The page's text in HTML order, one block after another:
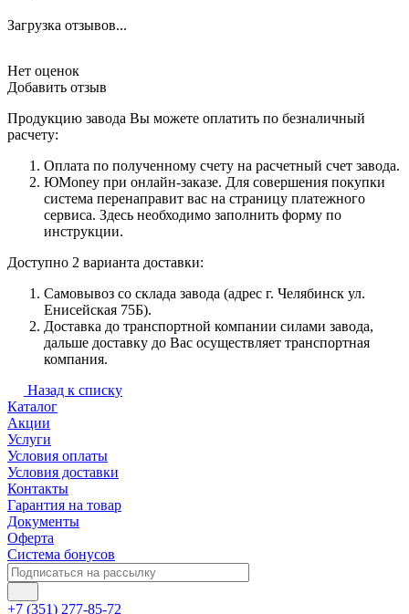
Загрузка отзывов...
Нет оценок
Добавить отзыв
Продукцию завода Вы можете оплатить по безналичный
расчету:
Оплата по полученному счету на расчетный счет завода.
ЮMoney при онлайн-заказе. Для совершения покупки
система перенаправит вас на страницу платежного
сервиса. Здесь необходимо заполнить форму по
инструкции.
Доступно 2 варианта доставки:
Самовывоз со склада завода (адрес г. Челябинск ул.
Енисейская 75Б).
Доставка до транспортной компании силами завода,
дальше доставку до Вас осуществляет транспортная
компания.
Назад к списку
Каталог
Акции
Услуги
Условия оплаты
Условия доставки
Контакты
Гарантия на товар
Документы
Оферта
Система бонусов
+7 (351) 277-85-72